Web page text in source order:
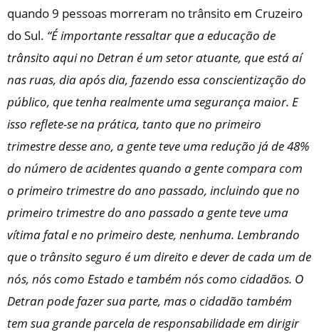
quando 9 pessoas morreram no trânsito em Cruzeiro
do Sul. “É importante ressaltar que a educação de
trânsito aqui no Detran é um setor atuante, que está aí
nas ruas, dia após dia, fazendo essa conscientização do
público, que tenha realmente uma segurança maior. E
isso reflete-se na prática, tanto que no primeiro
trimestre desse ano, a gente teve uma redução já de 48%
do número de acidentes quando a gente compara com
o primeiro trimestre do ano passado, incluindo que no
primeiro trimestre do ano passado a gente teve uma
vítima fatal e no primeiro deste, nenhuma. Lembrando
que o trânsito seguro é um direito e dever de cada um de
nós, nós como Estado e também nós como cidadãos. O
Detran pode fazer sua parte, mas o cidadão também
tem sua grande parcela de responsabilidade em dirigir